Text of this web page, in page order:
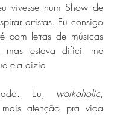
vivesse num Show de
artistas. Eu consigo
com letras de músicas
estava difícil me
ela dizia
Eu, workaholic,
atenção pra vida